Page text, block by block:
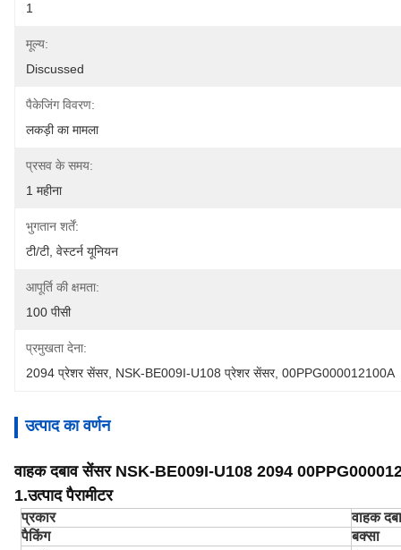
1
मूल्य:
Discussed
पैकेजिंग विवरण:
लकड़ी का मामला
प्रसव के समय:
1 महीना
भुगतान शर्तें:
टी/टी, वेस्टर्न यूनियन
आपूर्ति की क्षमता:
100 पीसी
प्रमुखता देना:
2094 प्रेशर सेंसर, NSK-BE009I-U108 प्रेशर सेंसर, 00PPG000012100A
उत्पाद का वर्णन
वाहक दबाव सेंसर NSK-BE009I-U108 2094
1.उत्पाद पैरामीटर
प्रकार
वाहक
पैकिंग
बक्सा